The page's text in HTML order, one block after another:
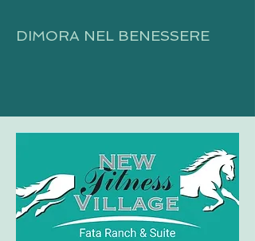
DIMORA NEL BENESSERE